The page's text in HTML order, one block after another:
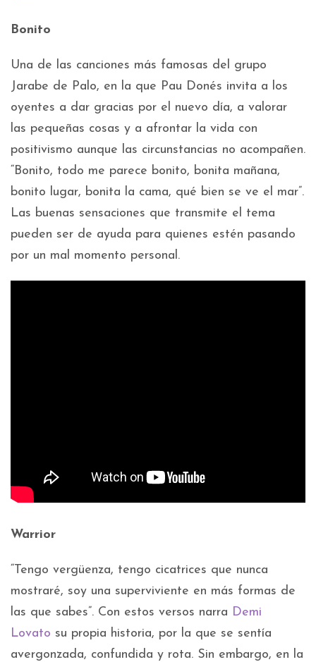
Bonito
Una de las canciones más famosas del grupo
Jarabe de Palo, en la que Pau Donés invita a los
oyentes a dar gracias por el nuevo día, a valorar
las pequeñas cosas y a afrontar la vida con
positivismo aunque las circunstancias no acompañen.
“Bonito, todo me parece bonito, bonita mañana,
bonito lugar, bonita la cama, qué bien se ve el mar”.
Las buenas sensaciones que transmite el tema
pueden ser de ayuda para quienes estén pasando
por un mal momento personal.
Warrior
“Tengo vergüenza, tengo cicatrices que nunca
mostraré, soy una superviviente en más formas de
las que sabes”. Con estos versos narra Demi
Lovato su propia historia, por la que se sentía
avergonzada, confundida y rota. Sin embargo, en la